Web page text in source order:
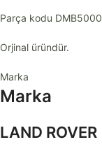
Parça kodu
Orjinal üründür.
Marka
Marka
LAND ROVER